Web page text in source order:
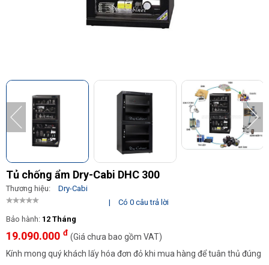
Tủ chống ẩm Dry-Cabi DHC 300
Thương hiệu:
Dry-Cabi
|
Có 0 câu trả lời
Bảo hành: 12 Tháng
19.090.000 đ (Giá chưa bao gồm VAT)
Kính mong quý khách lấy hóa đơn đỏ khi mua hàng để tuân thủ đúng